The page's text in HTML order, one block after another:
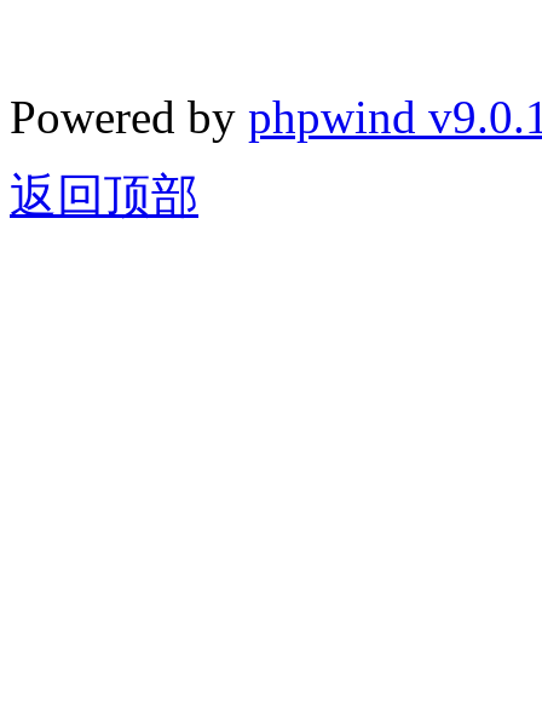
Powered by phpwind
返回顶部